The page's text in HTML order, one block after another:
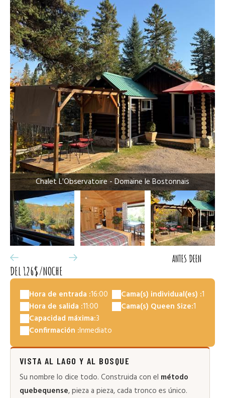
Chalet L'Observatoire - Domaine le Bostonnais
ANTES DEEN
DEL 126$/NOCHE
Hora de entrada :16:00
Hora de salida :11:00
Capacidad máxima:3
Confirmación :Inmediato
Cama(s) individual(es) :1
Cama(s) Queen Size:1
VISTA AL LAGO Y AL BOSQUE
Su nombre lo dice todo. Construida con el método
quebequense, pieza a pieza, cada tronco es único.